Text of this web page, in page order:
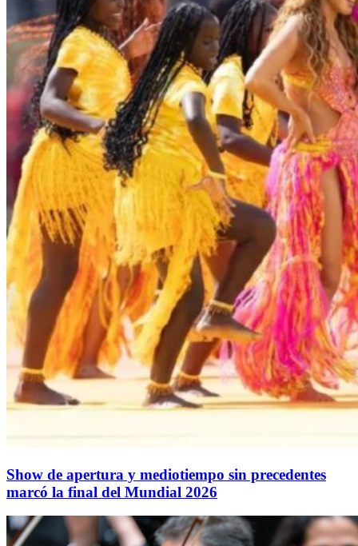
Show de apertura y mediotiempo sin precedentes
marcó la final del Mundial 2026